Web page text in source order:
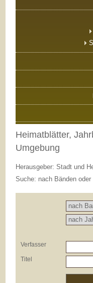
Heimatblätter,
Umgebung
Herausgeber: Stadt und
Suche: nach Bänden
Verfasser
Titel